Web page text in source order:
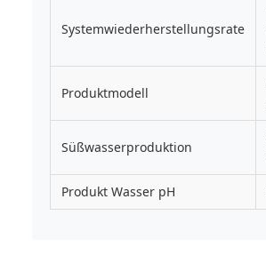
Systemwiederherstellungsrate
Produktmodell
Süßwasserproduktion
Produkt Wasser pH